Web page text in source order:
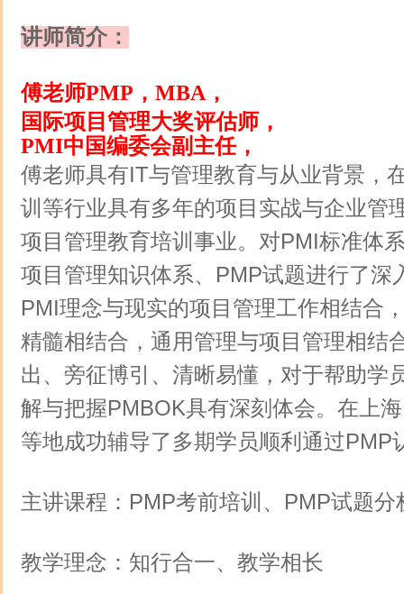
讲师简介：
傅老师PMP，MBA，
国际项目管理大奖评估师，
PMI中国编委会副主任，
傅老师具有IT与管理教育与从业背景，
训等行业具有多年的项目实战与企业管
项目管理教育培训事业。对PMI标准体
项目管理知识体系、 PMP试题进行了深
PMI理念与现实的项目管理工作相结合
精髓相结合，通用管理与项目管理相结
出、旁征博引、清晰易懂，对于帮助学
解与把握PMBOK具有深刻体会。在上
等地成功辅导了多期学员顺利通过PMP
主讲课程：PMP考前培训、PMP试题分
教学理念：知行合一、教学相长